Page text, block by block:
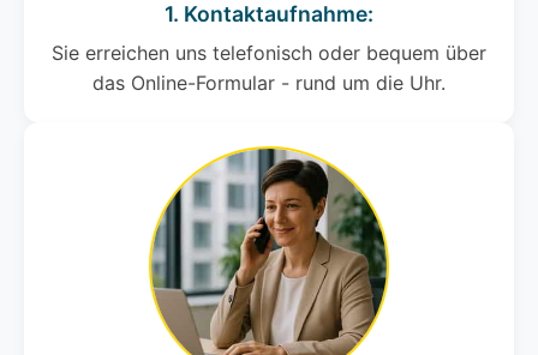
1. Kontaktaufnahme:
Sie erreichen uns telefonisch oder bequem über
das Online-Formular - rund um die Uhr.